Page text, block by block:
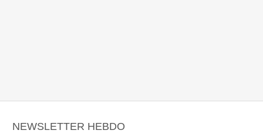
NEWSLETTER HEBDO